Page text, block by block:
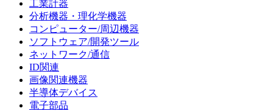
工業計器
分析機器・理化学機器
コンピューター/周辺機器
ソフトウェア/開発ツール
ネットワーク/通信
ID関連
画像関連機器
半導体デバイス
電子部品